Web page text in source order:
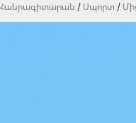
Հանրագիտարան Սպորտ